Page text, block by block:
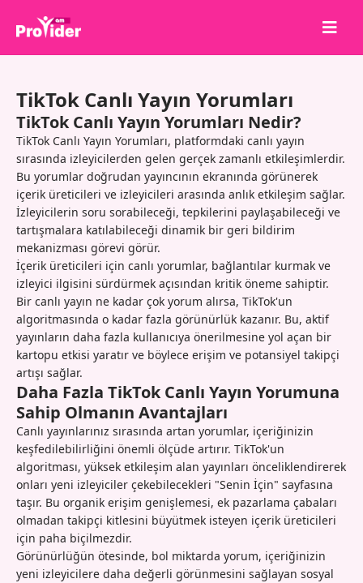
Hakkımızda
Giriş Yap
Kayıt Ol
Hizmetler
API
Şartlar
Blog
TikTok Canlı Yayın Yorumları
TikTok Canlı Yayın Yorumları Nedir?
TikTok Canlı Yayın Yorumları, platformdaki canlı yayın
sırasında izleyicilerden gelen gerçek zamanlı etkileşimlerdir.
Bu yorumlar doğrudan yayıncının ekranında görünerek
içerik üreticileri ve izleyicileri arasında anlık etkileşim sağlar.
İzleyicilerin soru sorabileceği, tepkilerini paylaşabileceği ve
tartışmalara katılabileceği dinamik bir geri bildirim
mekanizması görevi görür.
İçerik üreticileri için canlı yorumlar, bağlantılar kurmak ve
izleyici ilgisini sürdürmek açısından kritik öneme sahiptir.
Bir canlı yayın ne kadar çok yorum alırsa, TikTok'un
algoritmasında o kadar fazla görünürlük kazanır. Bu, aktif
yayınların daha fazla kullanıcıya önerilmesine yol açan bir
kartopu etkisi yaratır ve böylece erişim ve potansiyel takipçi
artışı sağlar.
Daha Fazla TikTok Canlı Yayın Yorumuna
Sahip Olmanın Avantajları
Canlı yayınlarınız sırasında artan yorumlar, içeriğinizin
keşfedilebilirliğini önemli ölçüde artırır. TikTok'un
algoritması, yüksek etkileşim alan yayınları önceliklendirerek
onları yeni izleyiciler çekebilecekleri "Senin İçin" sayfasına
taşır. Bu organik erişim genişlemesi, ek pazarlama çabaları
olmadan takipçi kitlesini büyütmek isteyen içerik üreticileri
için paha biçilmezdir.
Görünürlüğün ötesinde, bol miktarda yorum, içeriğinizin
yeni izleyicilere daha değerli görünmesini sağlayan sosyal